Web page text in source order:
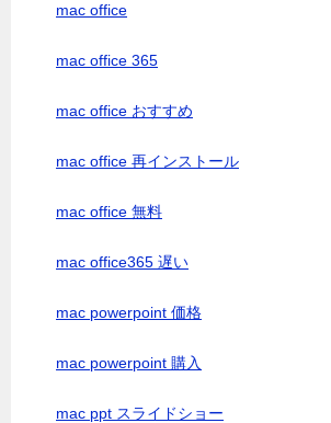
mac office
mac office 365
mac office おすすめ
mac office 再インストール
mac office 無料
mac office365 遅い
mac powerpoint 価格
mac powerpoint 購入
mac ppt スライドショー